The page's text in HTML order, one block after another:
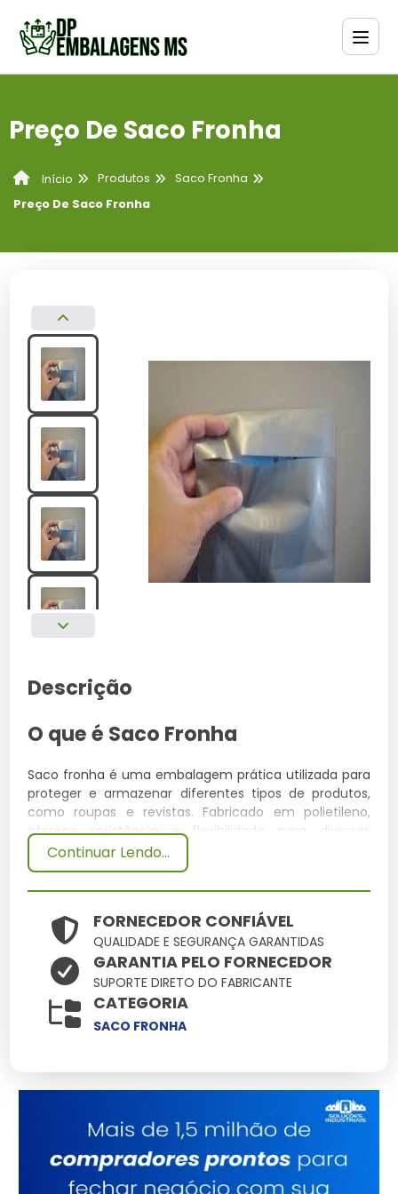
Preço De Saco Fronha
Início Produtos
Saco Fronha
Preço De Saco Fronha
Descrição
O que é Saco Fronha
Saco fronha é uma embalagem prática utilizada para
proteger e armazenar diferentes tipos de produtos,
como roupas e revistas. Fabricado em polietileno,
oferece resistência e flexibilidade para diversas
aplicações.
Especificações Técnicas
Dimensões
(cm)
Peso
(kg)
MaterialCapacidadePotência
30x40
0.1 Polietileno 5 kg
Principais Características e
Resistência ao rasgo:Proporciona segurança ao
Transparente:Facilita a visualização do produto
Leveza:Reduz custos de transporte.
Impermeável:Protege contra umidade e sujeira.
Continuar Lendo...
FORNECEDOR CONFIÁVEL
QUALIDADE E SEGURANÇA GARANTIDAS
GARANTIA PELO FORNECEDOR
SUPORTE DIRETO DO FABRICANTE
CATEGORIA
SACO FRONHA